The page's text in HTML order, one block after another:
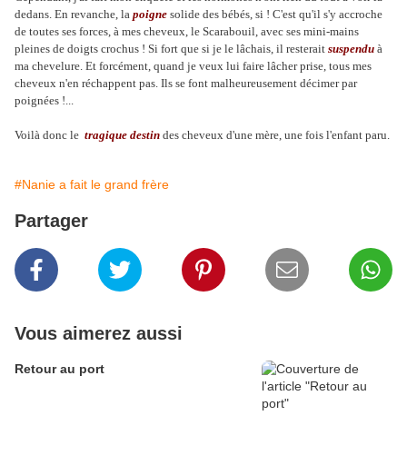
dedans. En revanche, la poigne solide des bébés, si ! C'est qu'il s'y accroche
de toutes ses forces, à mes cheveux, le Scarabouil, avec ses mini-mains
pleines de doigts crochus ! Si fort que si je le lâchais, il resterait suspendu à
ma chevelure. Et forcément, quand je veux lui faire lâcher prise, tous mes
cheveux n'en réchappent pas. Ils se font malheureusement décimer par
poignées !...
Voilà donc le tragique destin des cheveux d'une mère, une fois l'enfant paru.
#Nanie a fait le grand frère
Partager
Vous aimerez aussi
Retour au port